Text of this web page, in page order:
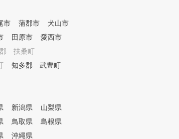
いるつ
とも多く
はさら
て、ゴル
市 蒲郡市
犬山市
田原市
愛西市
扶桑町
知多郡 武豊町
新潟県
山梨県
鳥取県
島根県
沖縄県